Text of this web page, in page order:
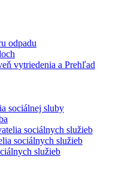
odpadu
vytriedenia a Prehľad
sociálnej sluby
sociálnych služieb
sociálnych služieb
služieb